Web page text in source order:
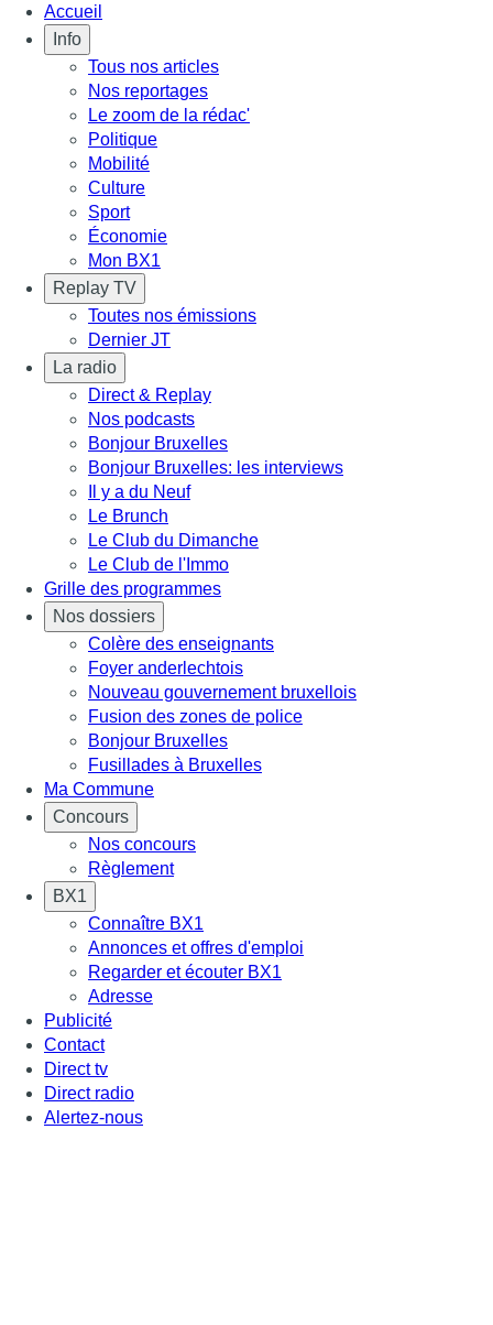
Accueil
Info
Tous nos articles
Nos reportages
Le zoom de la rédac'
Politique
Mobilité
Culture
Sport
Économie
Mon BX1
Replay TV
Toutes nos émissions
Dernier JT
La radio
Direct & Replay
Nos podcasts
Bonjour Bruxelles
Bonjour Bruxelles: les interviews
Il y a du Neuf
Le Brunch
Le Club du Dimanche
Le Club de l'Immo
Grille des programmes
Nos dossiers
Colère des enseignants
Foyer anderlechtois
Nouveau gouvernement bruxellois
Fusion des zones de police
Bonjour Bruxelles
Fusillades à Bruxelles
Ma Commune
Concours
Nos concours
Règlement
BX1
Connaître BX1
Annonces et offres d'emploi
Regarder et écouter BX1
Adresse
Publicité
Contact
Direct tv
Direct radio
Alertez-nous